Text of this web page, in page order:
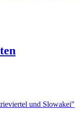
und Slowakei"